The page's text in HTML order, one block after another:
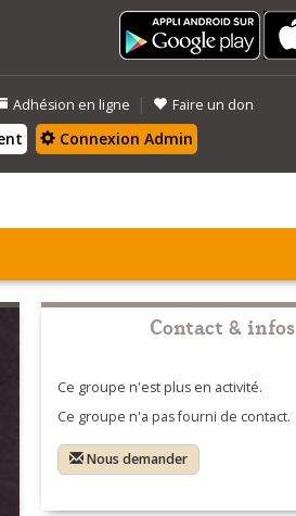
Adhésion en ligne | Faire un don
Connexion Admin
Contact & infos
Ce groupe n'est plus en activité.
Ce groupe n'a pas fourni de contact.
Nous demander